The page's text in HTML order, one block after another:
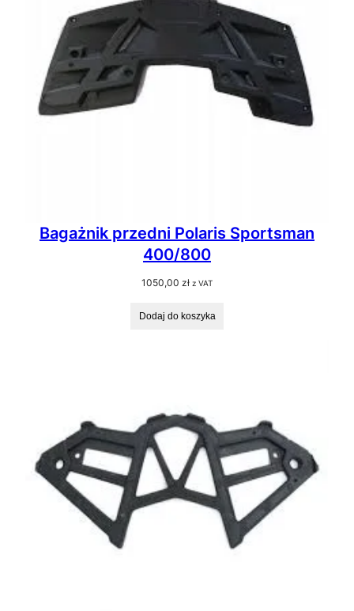
Bagażnik przedni Polaris Sportsman
400/800
1050,00 zł z VAT
Dodaj do koszyka